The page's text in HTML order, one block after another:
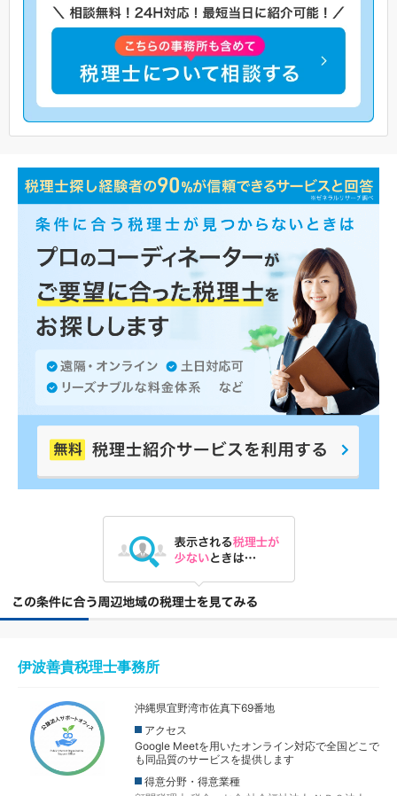
伊波善貴税理士事務所
沖縄県宜野湾市佐真下69番地
アクセス
Google Meetを用いたオンライン対応で全国どこで
も同品質のサービスを提供します
得意分野・得意業種